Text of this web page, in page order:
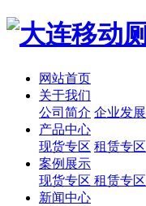
网站首页
关于我们
公司简介 企业发展
产品中心
现货专区 租赁专区
案例展示
现货专区 租赁专区
新闻中心